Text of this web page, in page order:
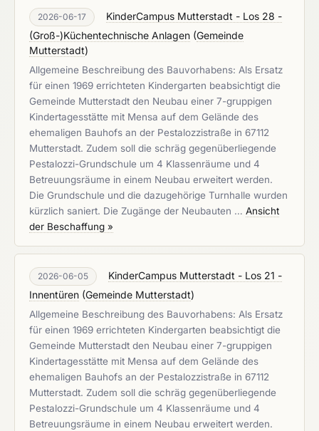
2026-06-17
KinderCampus Mutterstadt - Los 28 -
(Groß-)Küchentechnische Anlagen (Gemeinde
Mutterstadt)
Allgemeine Beschreibung des Bauvorhabens: Als Ersatz
für einen 1969 errichteten Kindergarten beabsichtigt die
Gemeinde Mutterstadt den Neubau einer 7-gruppigen
Kindertagesstätte mit Mensa auf dem Gelände des
ehemaligen Bauhofs an der Pestalozzistraße in 67112
Mutterstadt. Zudem soll die schräg gegenüberliegende
Pestalozzi-Grundschule um 4 Klassenräume und 4
Betreuungsräume in einem Neubau erweitert werden.
Die Grundschule und die dazugehörige Turnhalle wurden
kürzlich saniert. Die Zugänge der Neubauten … Ansicht
der Beschaffung »
2026-06-05
KinderCampus Mutterstadt - Los 21 -
Innentüren (Gemeinde Mutterstadt)
Allgemeine Beschreibung des Bauvorhabens: Als Ersatz
für einen 1969 errichteten Kindergarten beabsichtigt die
Gemeinde Mutterstadt den Neubau einer 7-gruppigen
Kindertagesstätte mit Mensa auf dem Gelände des
ehemaligen Bauhofs an der Pestalozzistraße in 67112
Mutterstadt. Zudem soll die schräg gegenüberliegende
Pestalozzi-Grundschule um 4 Klassenräume und 4
Betreuungsräume in einem Neubau erweitert werden.